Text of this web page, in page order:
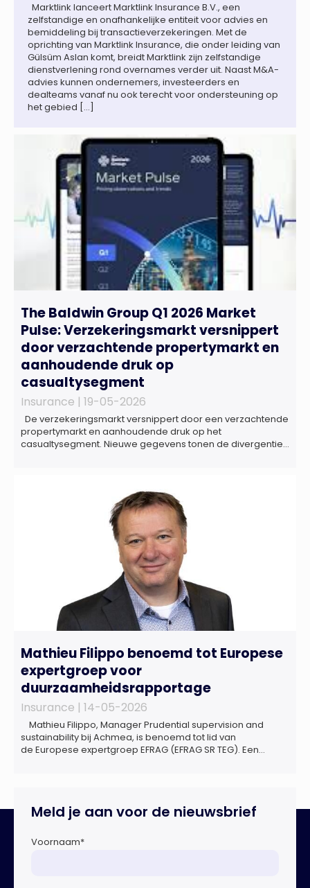
Marktlink lanceert Marktlink Insurance B.V., een
zelfstandige en onafhankelijke entiteit voor advies en
bemiddeling bij transactieverzekeringen. Met de
oprichting van Marktlink Insurance, die onder leiding van
Gülsüm Aslan komt, breidt Marktlink zijn zelfstandige
dienstverlening rond overnames verder uit. Naast M&A-
advies kunnen ondernemers, investeerders en
dealteams vanaf nu ook terecht voor ondersteuning op
het gebied […]
The Baldwin Group Q1 2026 Market
Pulse: Verzekeringsmarkt versnippert
door verzachtende propertymarkt en
aanhoudende druk op
casualtysegment
Insurance | 19-05-2026
De verzekeringsmarkt versnippert door een verzachtende
propertymarkt en aanhoudende druk op het
casualtysegment. Nieuwe gegevens tonen de divergentie
het Market Pulse Report voor het eerste kwartaal van 2026
De bedrijfsmatige […]
Mathieu Filippo benoemd tot Europese
expertgroep voor
duurzaamheidsrapportage
Insurance | 14-05-2026
Mathieu Filippo, Manager Prudential supervision and
sustainability bij Achmea, is benoemd tot lid van
de Europese expertgroep EFRAG (EFRAG SR TEG). Een
Europese Commissie bij het ontwikkelen van […]
Meld je aan voor de nieuwsbrief
Voornaam*